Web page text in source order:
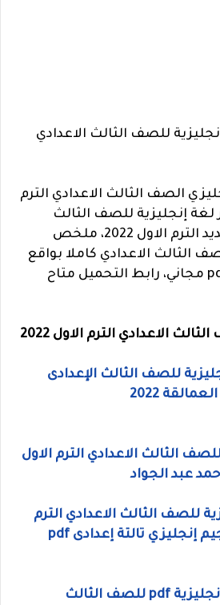
للصف الثالث الاعدادي
الصف الثالث الاعدادي الترم
لغة إنجليزية للصف الثالث
الاعدادي المنهج الجديد الترم الاول 2022، ملخص
الثالث الاعدادي كاملا بواقع
126ميجابايت ملف pdf مجاني، رابط التحميل متاح
الاعدادي الترم الاول 2022
للصف الثالث الإعدادى
الثالث الاعدادي الترم الاول
للصف الثالث الاعدادي الترم
كتاب المعاصر لغة إنجليزية pdf للصف الثالث